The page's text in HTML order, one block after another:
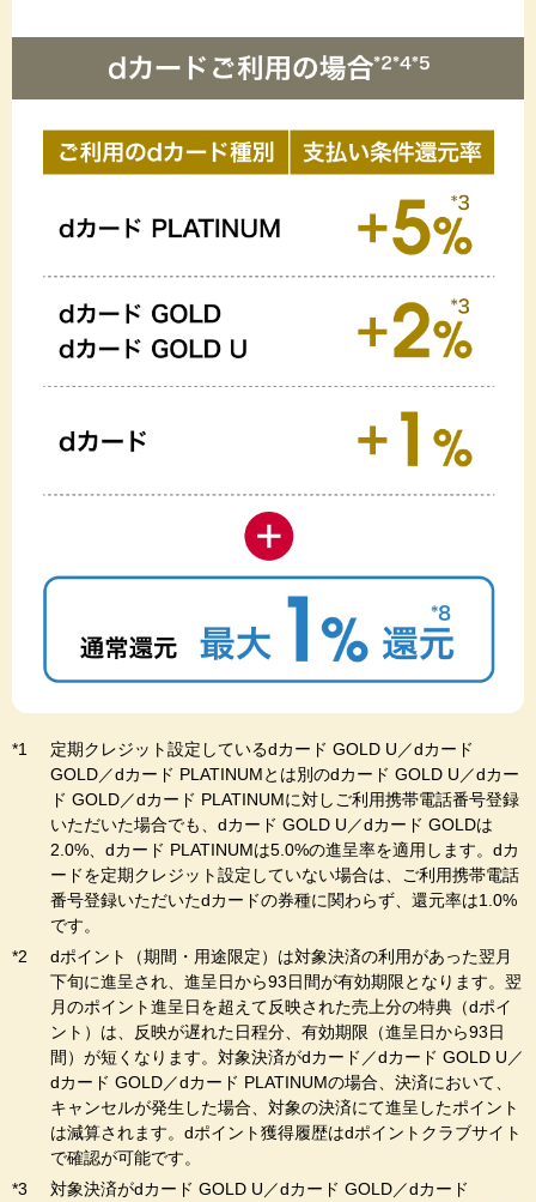
定期クレジット設定しているdカード GOLD U／dカード
GOLD／dカード PLATINUMとは別のdカード GOLD U／dカー
ド GOLD／dカード PLATINUMに対しご利用携帯電話番号登録
いただいた場合でも、dカード GOLD U／dカード GOLDは
2.0%、dカード PLATINUMは5.0%の進呈率を適用します。dカ
ードを定期クレジット設定していない場合は、ご利用携帯電話
番号登録いただいたdカードの券種に関わらず、還元率は1.0%
です。
dポイント（期間・用途限定）は対象決済の利用があった翌月
下旬に進呈され、進呈日から93日間が有効期限となります。翌
月のポイント進呈日を超えて反映された売上分の特典（dポイ
ント）は、反映が遅れた日程分、有効期限（進呈日から93日
間）が短くなります。対象決済がdカード／dカード GOLD U／
dカード GOLD／dカード PLATINUMの場合、決済において、
キャンセルが発生した場合、対象の決済にて進呈したポイント
は減算されます。dポイント獲得履歴はdポイントクラブサイト
で確認が可能です。
対象決済がdカード GOLD U／dカード GOLD／dカード